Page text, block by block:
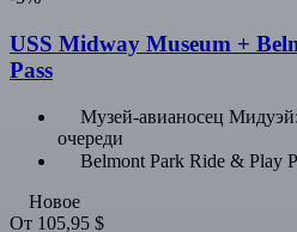
USS Midway Museum +
Pass
Музей-авианосец
очереди
Belmont Park Ride & Play
Новое
От 105,95 $